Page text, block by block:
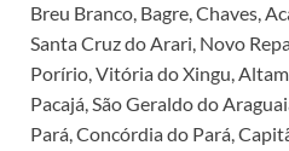
Breu Branco, Bagre, Chaves,
Santa Cruz do Arari, Novo
Porírio, Vitória do Xingu,
Pacajá, São Geraldo do
Pará, Concórdia do Pará,